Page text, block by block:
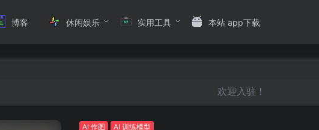
博客 休闲娱乐 实用工具 本站 app下载
欢迎入驻！
AI 作图 AI 训练模型